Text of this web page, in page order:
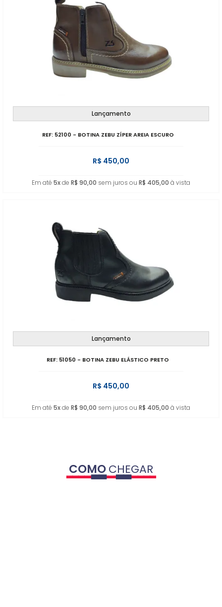
Lançamento
REF: 52100 - BOTINA ZEBU ZÍPER AREIA ESCURO
R$ 450,00
Em até 5xde R$ 90,00 sem juros ou R$ 405,00 à vista
Lançamento
REF: 51050 - BOTINA ZEBU ELÁSTICO PRETO
R$ 450,00
Em até 5xde R$ 90,00 sem juros ou R$ 405,00 à vista
COMOCHEGAR